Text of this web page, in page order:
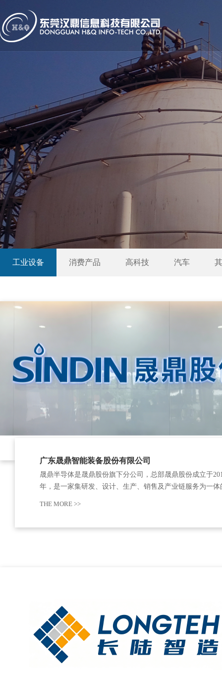
工业设备 消费产品 高科技 汽车
广东晟鼎智能装备股份有限公司
晟鼎半导体是晟鼎股份旗下分公司，总部晟鼎股份成立于
年，是一家集研发、设计、生产、销售及产业链服务为一体
THE MORE >>